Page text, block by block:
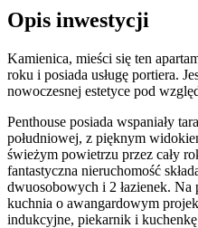
Opis inwestycji
Kamienica, mieści się ten
roku i posiada usługę portiera.
nowoczesnej estetyce pod
Penthouse posiada wspaniały
południowej, z pięknym
świeżym powietrzu przez cały
fantastyczna nieruchomość
dwuosobowych i 2 łazienek. Na
kuchnia o awangardowym
indukcyjne, piekarnik i